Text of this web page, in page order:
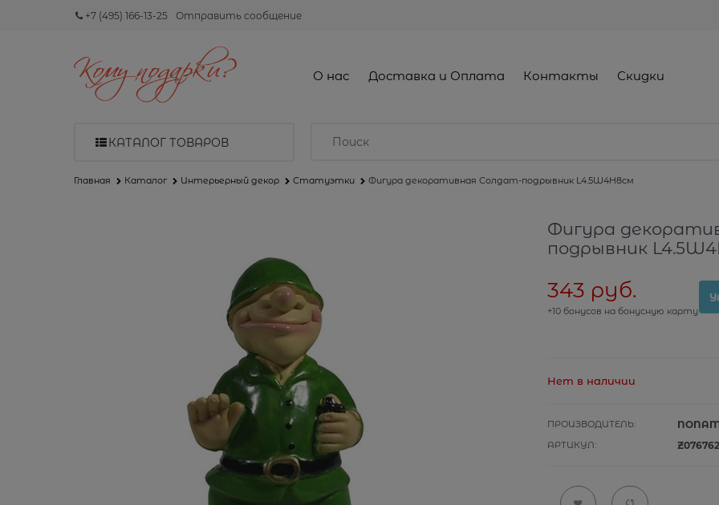
+7 (495) 166-13-25 Отправить сообщение
О нас Доставка и Оплата Контакты Скидки
КАТАЛОГ ТОВАРОВ
Главная Каталог Интерьерный декор Статуэтки Фигура декоративная Солдат-подрывник L4.5W4H8см
Фигура
подрывник
343 руб.
+10 бонусов на бонусную карту
Нет в наличии
ПРОИЗВОДИТЕЛЬ:
АРТИКУЛ: Z076762